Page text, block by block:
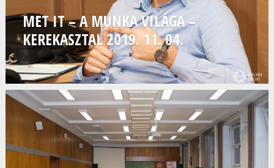
MET IT – A MUNKA VILÁGA –
KEREKASZTAL 2019. 11. 04.